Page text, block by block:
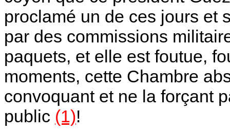
proclamé un de ces jours et
par des commissions
paquets, et elle est foutue,
moments, cette Chambre
convoquant et ne la forçant
public (1)!